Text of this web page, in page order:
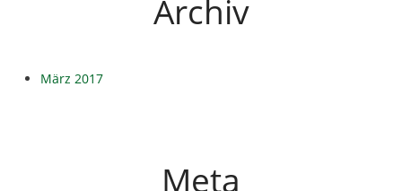
Archiv
März 2017
Meta